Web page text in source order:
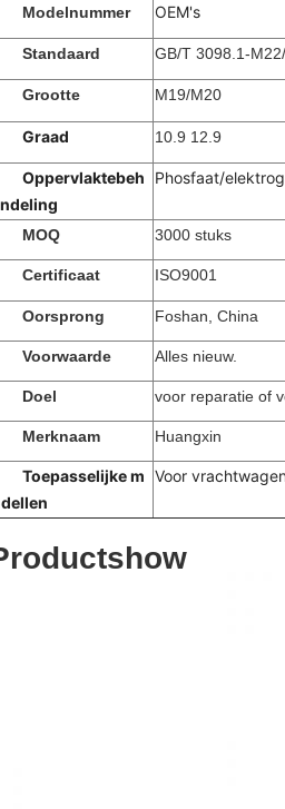
Modelnummer OEM's
Standaard GB/T 3098.1-
Grootte M19/M20
Graad 10.9 12.9
Oppervlaktebeh
Phosfaat/
MOQ 3000 stuks
Certificaat ISO9001
Oorsprong Foshan, China
Voorwaarde Alles nieuw.
Doel voor reparatie of
Merknaam Huangxin
Toepasselijke m Voor